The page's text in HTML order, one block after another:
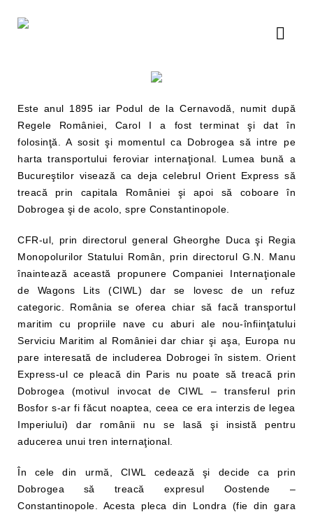
Este anul 1895 iar Podul de la Cernavodă, numit după
Regele României, Carol I a fost terminat şi dat în
folosinţă. A sosit şi momentul ca Dobrogea să intre pe
harta transportului feroviar internaţional. Lumea bună a
Bucureştilor visează ca deja celebrul Orient Express să
treacă prin capitala României şi apoi să coboare în
Dobrogea şi de acolo, spre Constantinopole.
CFR-ul, prin directorul general Gheorghe Duca şi Regia
Monopolurilor Statului Român, prin directorul G.N. Manu
înaintează această propunere Companiei Internaţionale
de Wagons Lits (CIWL) dar se lovesc de un refuz
categoric. România se oferea chiar să facă transportul
maritim cu propriile nave cu aburi ale nou-înfiinţatului
Serviciu Maritim al României dar chiar şi aşa, Europa nu
pare interesată de includerea Dobrogei în sistem. Orient
Express-ul ce pleacă din Paris nu poate să treacă prin
Dobrogea (motivul invocat de CIWL – transferul prin
Bosfor s-ar fi făcut noaptea, ceea ce era interzis de legea
Imperiului) dar românii nu se lasă şi insistă pentru
aducerea unui tren internaţional.
În cele din urmă, CIWL cedează şi decide ca prin
Dobrogea să treacă expresul Oostende –
Constantinopole. Acesta pleca din Londra (fie din gara